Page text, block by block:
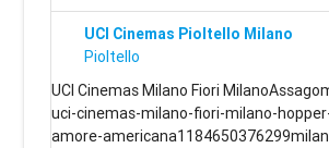
UCI Cinemas Pioltello Milano
Pioltello
UCI Cinemas Milano Fiori
uci-cinemas-milano-fiori-milano-
amore-